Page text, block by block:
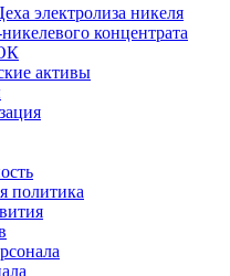
электролиза никеля
концентрата
активы
политика